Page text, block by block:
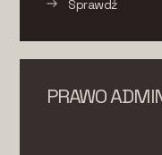
Sprawdź
PRAWO